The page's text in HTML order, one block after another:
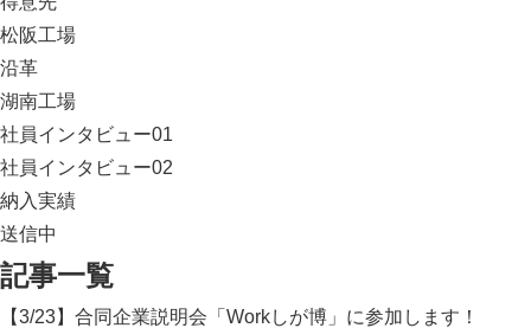
松阪工場
沿革
湖南工場
社員インタビュー01
社員インタビュー02
納入実績
送信中
記事一覧
【3/23】合同企業説明会「Workしが博」に参加します！